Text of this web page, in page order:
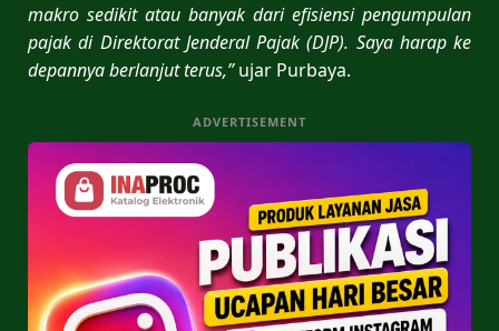
makro sedikit atau banyak dari efisiensi pengumpulan
pajak di Direktorat Jenderal Pajak (DJP). Saya harap ke
depannya berlanjut terus,”ujar Purbaya.
ADVERTISEMENT